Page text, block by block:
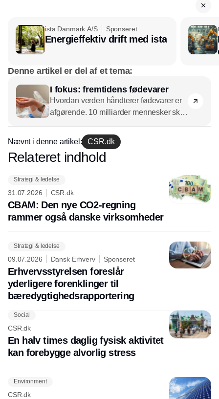
ista Danmark A/S Sponseret
Energieffektiv drift med ista
Denne artikel er del af et tema:
I fokus: fremtidens fødevarer
Hvordan verden håndterer fødevarer er
afgørende. 10 milliarder mennesker skal
det være, og hvordan kan det
produceres bæredygtigt?
Nævnt i denne artikel: CSR.dk
Annonce
Relateret indhold
Strategi & ledelse
31.07.2026 CSR.dk
CBAM: Den nye CO2-regning
rammer også danske virksomheder
Strategi & ledelse
09.07.2026 Dansk Erhverv Sponseret
Erhvervsstyrelsen foreslår
yderligere forenklinger til
bæredygtighedsrapportering
Social
CSR.dk
En halv times daglig fysisk aktivitet
kan forebygge alvorlig stress
Environment
CSR.dk